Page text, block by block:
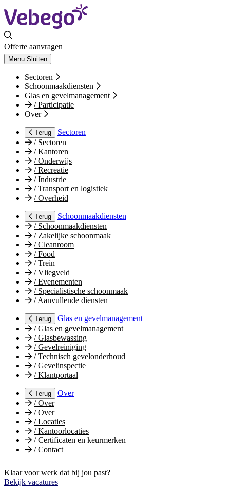
Offerte aanvragen
Menu Sluiten
Sectoren
Schoonmaakdiensten
Glas en gevelmanagement
/Participatie
Over
Terug
Sectoren
/Sectoren
/Kantoren
/Onderwijs
/Recreatie
/Industrie
/Transport en logistiek
/Overheid
Terug
Schoonmaakdiensten
/Schoonmaakdiensten
/Zakelijke schoonmaak
/Cleanroom
/Food
/Trein
/Vliegveld
/Evenementen
/Specialistische schoonmaak
/Aanvullende diensten
Terug
Glas en gevelmanagement
/Glas en gevelmanagement
/Glasbewassing
/Gevelreiniging
/Technisch gevelonderhoud
/Gevelinspectie
/Klantportaal
Terug
Over
/Over
/Over
/Locaties
/Kantoorlocaties
/Certificaten en keurmerken
/Contact
Klaar voor werk dat bij jou past?
Bekijk vacatures